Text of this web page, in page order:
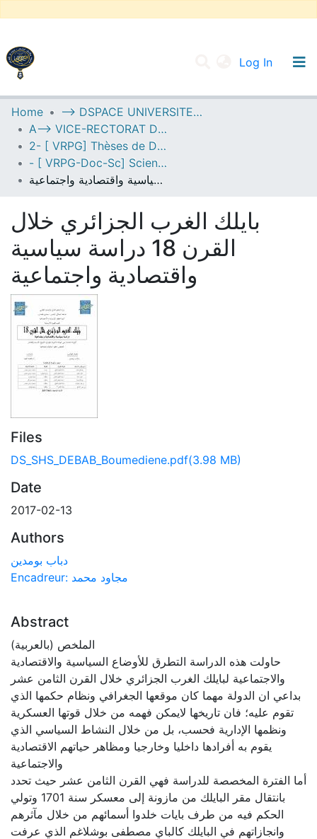
Log In
UNIVERSITY OF D.L SIDI BEL ABBES
Communities & Collections
All of DSpace
Statistics
Home
--> DSPACE UNIVERSITE DJILALLI LIABES DE SIDI BEL ABBES
A--> VICE-RECTORAT DE LA POST-GRADUATION
2- [ VRPG] Thèses de Doctorat en Sciences
- [ VRPG-Doc-Sc] Sciences humaines et sociales --- علوم إنسانية واجتماعية
بايلك الغرب الجزائري خلال القرن 18 دراسة سياسية واقتصادية واجتماعية
بايلك الغرب الجزائري خلال
القرن 18 دراسة سياسية
واقتصادية واجتماعية
Files
DS_SHS_DEBAB_Boumediene.pdf(3.98 MB)
Date
2017-02-13
Authors
دباب بومدين
Encadreur: مجاود محمد
Abstract
الملخص (بالعربية)
حاولت هذه الدراسة التطرق للأوضاع السياسية والاقتصادية
والاجتماعية لبايلك الغرب الجزائري خلال القرن الثامن عشر
بداعي ان الدولة مهما كان موقعها الجغرافي ونظام حكمها الذي
تقوم عليه؛ فان تاريخها لايمكن فهمه من خلال قوتها العسكرية
ونظمها الإدارية فحسب، بل من خلال النشاط السياسي الذي
يقوم به أفرادها داخليا وخارجيا ومظاهر حياتهم الاقتصادية
والاجتماعية
أما الفترة المخصصة للدراسة فهي القرن الثامن عشر حيث تحدد
بانتقال مقر البايلك من مازونة إلى معسكر سنة 1701 وتولي
الحكم فيه من طرف بايات خلدوا أسمائهم من خلال مآثرهم
وانجازاتهم في البايلك كالباي مصطفى بوشلاغم الذي عرفت